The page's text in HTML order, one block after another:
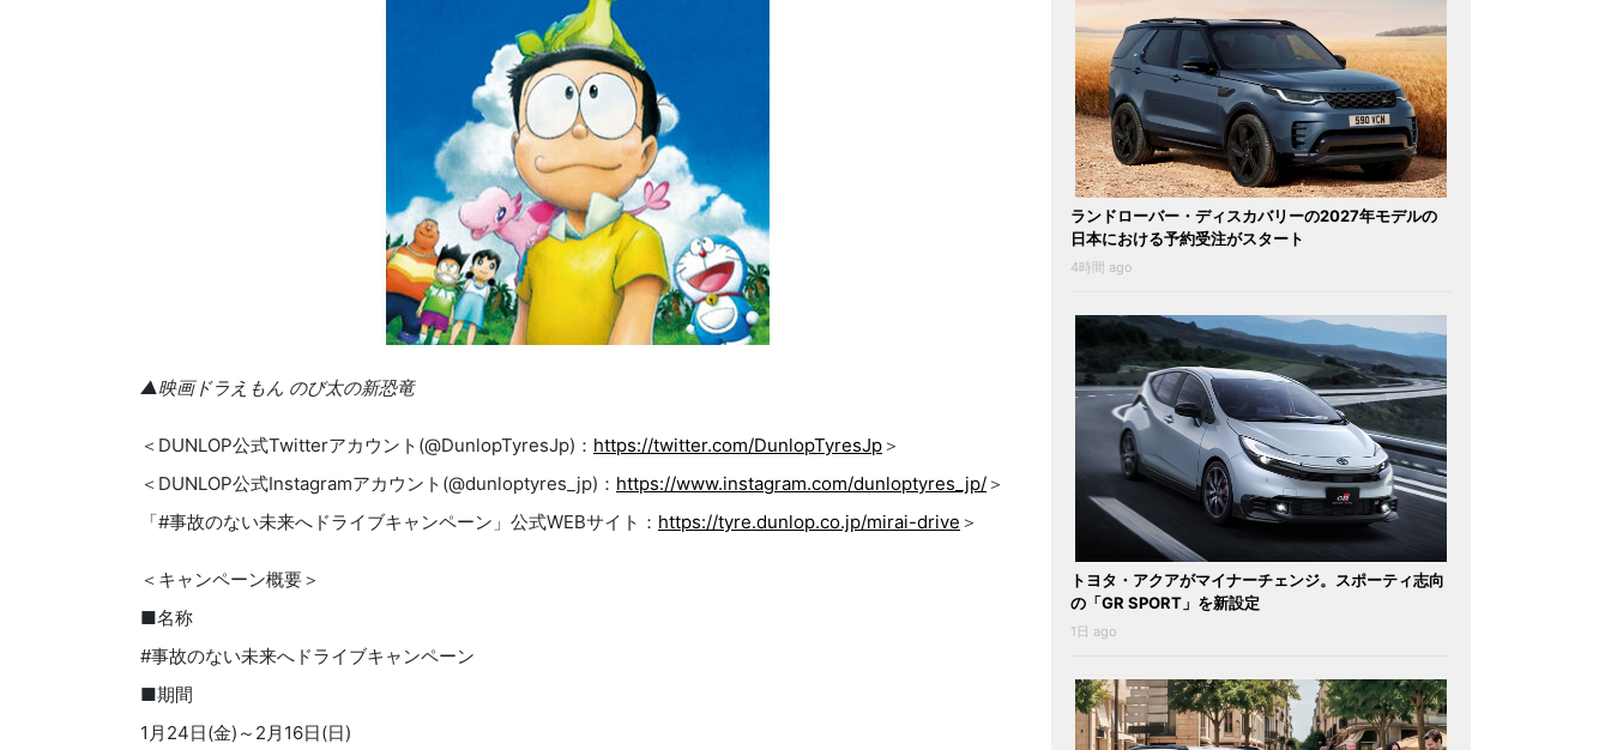
▲映画ドラえもん のび太の新恐竜
＜DUNLOP公式Twitterアカウント(@DunlopTyresJp)： https://twitter.com/DunlopTyresJp＞
＜DUNLOP公式Instagramアカウント(@dunloptyres_jp)： https://www.instagram.com/dunloptyres_jp/＞
「#事故のない未来へドライブキャンペーン」公式WEBサイト： https://tyre.dunlop.co.jp/mirai-drive ＞
＜キャンペーン概要＞
■名称
#事故のない未来へドライブキャンペーン
■期間
1月24日(金)～2月16日(日)
ランドローバー・ディスカバリーの2027年モデルの
日本における予約受注がスタート
4時間 ago
トヨタ・アクアがマイナーチェンジ。スポーティ志向
の「GR SPORT」を新設定
1日 ago